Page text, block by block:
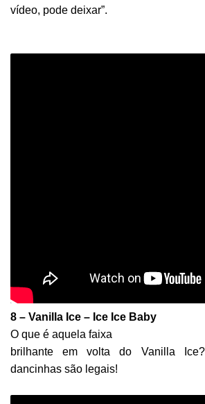
vídeo, pode deixar”.
8 – Vanilla Ice – Ice Ice Baby
O que é aquela faixa
brilhante em volta do Vanilla
dancinhas são legais!